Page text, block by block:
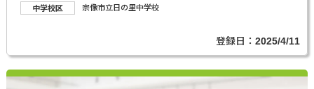
中学校区
宗像市立日の里中学校
登録日：2025/4/11